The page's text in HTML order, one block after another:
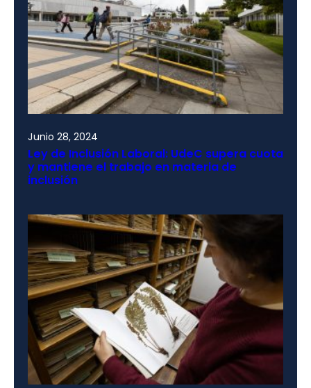
Junio 28, 2024
Ley de Inclusión Laboral: UdeC supera cuota
y mantiene el trabajo en materia de
inclusión